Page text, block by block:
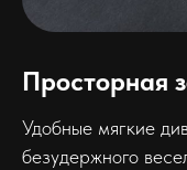
Просторная
Удобные мягкие
безудержного